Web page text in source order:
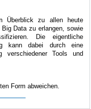
Überblick zu allen heute
Data zu erlangen, sowie
Die eigentliche
kann dabei durch eine
verschiedener Tools und
Form abweichen.